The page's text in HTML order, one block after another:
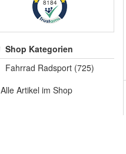
8184
Shop Kategorien
Fahrrad Radsport (725)
Alle Artikel im Shop